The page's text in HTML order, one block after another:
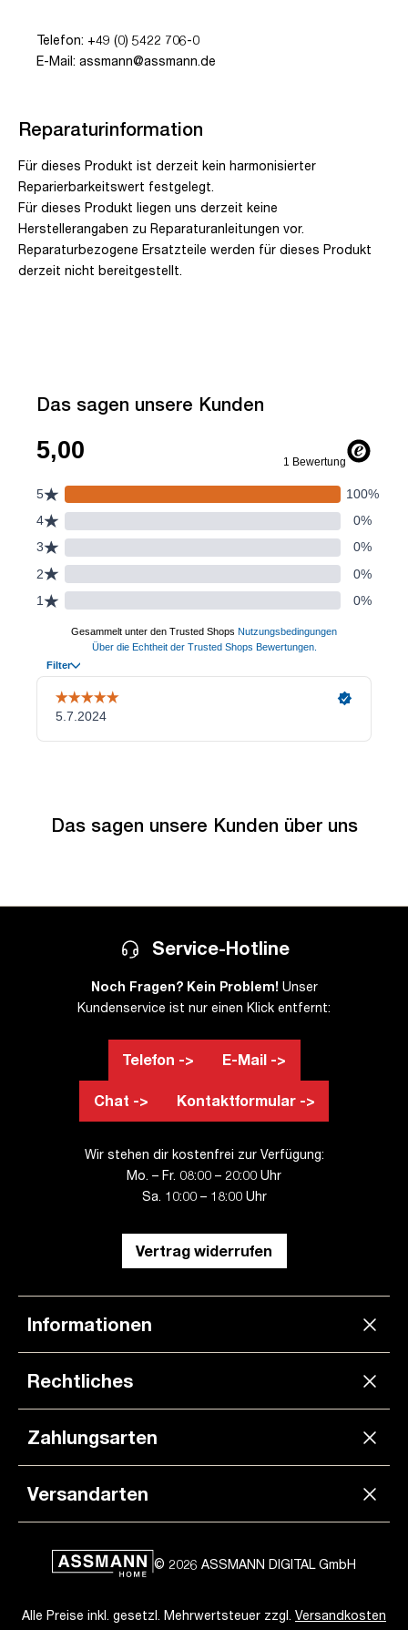
Telefon: +49 (0) 5422 706-0
E-Mail: assmann@assmann.de
Reparaturinformation
Für dieses Produkt ist derzeit kein harmonisierter
Reparierbarkeitswert festgelegt.
Für dieses Produkt liegen uns derzeit keine
Herstellerangaben zu Reparaturanleitungen vor.
Reparaturbezogene Ersatzteile werden für dieses Produkt
derzeit nicht bereitgestellt.
Das sagen unsere Kunden
Das sagen unsere Kunden über uns
Service-Hotline
Noch Fragen? Kein Problem! Unser
Kundenservice ist nur einen Klick entfernt:
Telefon -> E-Mail ->
Chat -> Kontaktformular ->
Wir stehen dir kostenfrei zur Verfügung:
Mo. – Fr. 08:00 – 20:00 Uhr
Sa. 10:00 – 18:00 Uhr
Vertrag widerrufen
Informationen
Rechtliches
Zahlungsarten
Versandarten
© 2026 ASSMANN DIGITAL GmbH
Alle Preise inkl. gesetzl. Mehrwertsteuer zzgl. Versandkosten